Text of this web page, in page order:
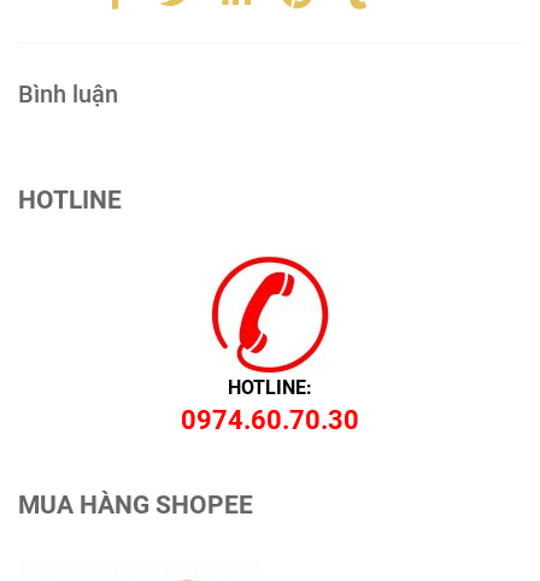
Bình luận
HOTLINE
HOTLINE:
0974.60.70.30
MUA HÀNG SHOPEE